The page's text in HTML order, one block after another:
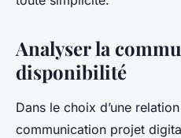
Analyser la
disponibilité
Dans le choix d’une
communication projet